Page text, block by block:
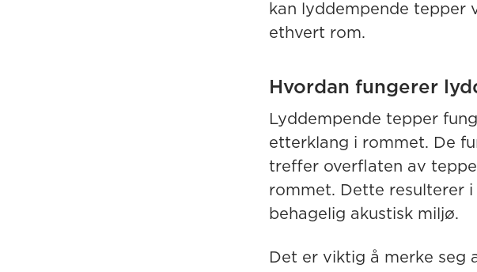
kan lyddempende tepper
ethvert rom.
Hvordan fungerer
Lyddempende tepper
etterklang i rommet. De
treffer overflaten av
rommet. Dette resulterer
behagelig akustisk miljø.
Det er viktig å merke seg